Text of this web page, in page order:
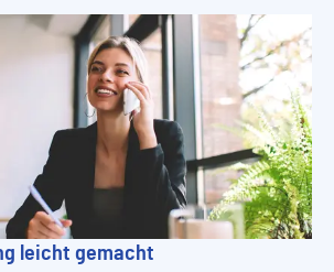
leicht gemacht